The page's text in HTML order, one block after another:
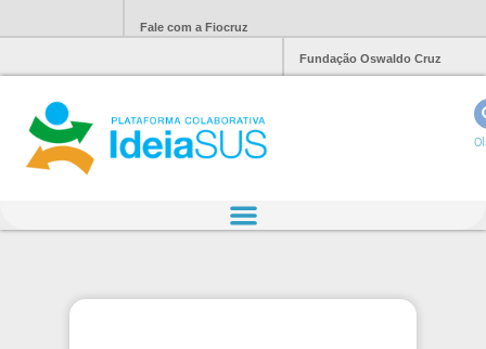
Fale com a Fiocruz
Fundação Oswaldo Cruz